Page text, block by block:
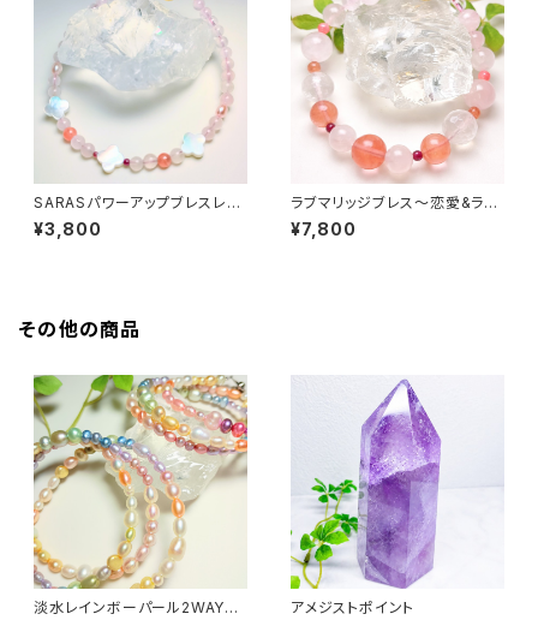
SARASパワーアップブレスレッ
ト
¥3,800
ラブマリッジブレス〜恋愛&ラブ
運アップ〜
¥7,800
その他の商品
淡水レインボーパール2WAYネ
アメジストポイント